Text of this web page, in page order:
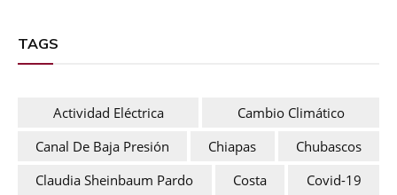
TAGS
Actividad Eléctrica
Cambio Climático
Canal De Baja Presión
Chiapas
Chubascos
Claudia Sheinbaum Pardo
Costa
Covid-19